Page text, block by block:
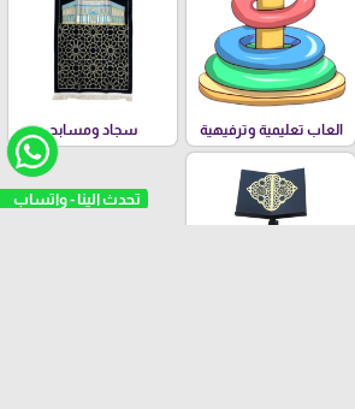
تحدث الينا - واتساب
العاب تعليمية وترفيهية سجاد ومسابح